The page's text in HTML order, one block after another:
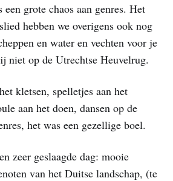
grote chaos aan genres. Het
hebben we overigens ook nog
en water en vechten voor je
niet op de Utrechtse Heuvelrug.
kletsen, spelletjes aan het
aan het doen, dansen op de
het was een gezellige boel.
zeer geslaagde dag: mooie
van het Duitse landschap, (te